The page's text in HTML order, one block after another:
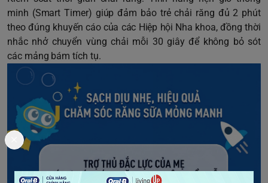
minh (Smart Timer) giúp đảm bảo trẻ chải răng đủ 2 phút
theo đúng khuyến cáo của các Hiệp hội Nha khoa, đồng thời
nhắc nhở chuyển vùng chải mỗi 30 giây để không bỏ sót
các mảng bám tích tụ.